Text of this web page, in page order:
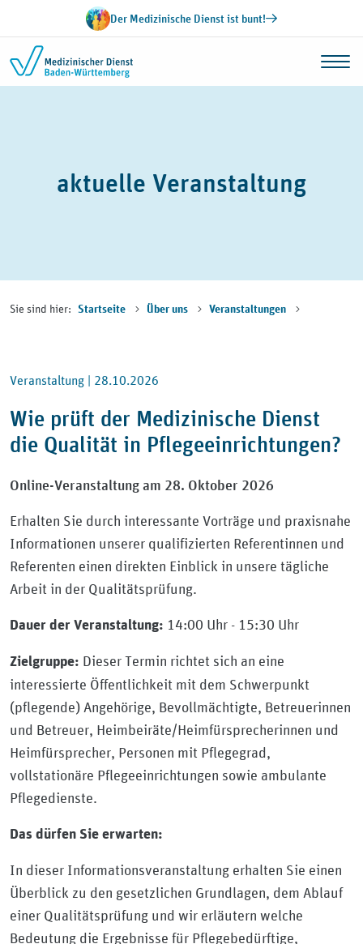
Zum Inhalt springenDer Medizinische Dienst ist bunt!
aktuelle Veranstaltung
Sie sind hier: Startseite Über uns Veranstaltungen
Veranstaltung | 28.10.2026
Wie prüft der Medizinische Dienst
die Qualität in Pflegeeinrichtungen?
Online-Veranstaltung am 28. Oktober 2026
Erhalten Sie durch interessante Vorträge und praxisnahe
Informationen unserer qualifizierten Referentinnen und
Referenten einen direkten Einblick in unsere tägliche
Arbeit in der Qualitätsprüfung.
Dauer der Veranstaltung: 14:00 Uhr - 15:30 Uhr
Zielgruppe: Dieser Termin richtet sich an eine
interessierte Öffentlichkeit mit dem Schwerpunkt
(pflegende) Angehörige, Bevollmächtigte, Betreuerinnen
und Betreuer, Heimbeiräte/Heimfürsprecherinnen und
Heimfürsprecher, Personen mit Pflegegrad,
vollstationäre Pflegeeinrichtungen sowie ambulante
Pflegedienste.
Das dürfen Sie erwarten:
In dieser Informationsveranstaltung erhalten Sie einen
Überblick zu den gesetzlichen Grundlagen, dem Ablauf
einer Qualitätsprüfung und wir erläutern welche
Bedeutung die Ergebnisse für Pflegebedürftige,